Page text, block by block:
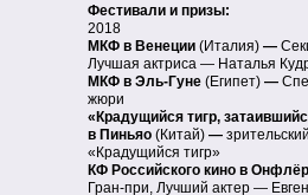
Фестивали и призы:
2018
МКФ в Венеции (Италия) —
Лучшая актриса — Наталья
МКФ в Эль-Гуне (Египет) —
жюри
«Крадущийся тигр,
в Пиньяо (Китай) —
«Крадущийся тигр»
КФ Российского кино в
Гран-при, Лучший актер —